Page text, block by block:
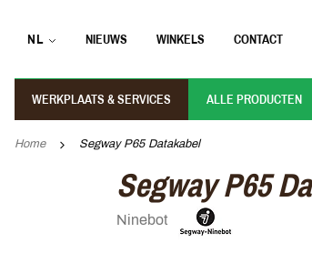
NL NIEUWS WINKELS CONTACT
WERKPLAATS & SERVICES ALLE PRODUCTEN
Home Segway P65 Datakabel
Segway P65
Ninebot